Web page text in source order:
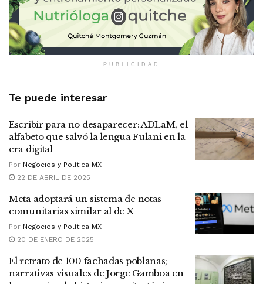
PUBLICIDAD
Te puede interesar
Escribir para no desaparecer: ADLaM, el
alfabeto que salvó la lengua Fulani en la
era digital
Por Negocios y Política MX
22 DE ABRIL DE 2025
Meta adoptará un sistema de notas
comunitarias similar al de X
Por Negocios y Política MX
20 DE ENERO DE 2025
El retrato de 100 fachadas poblanas;
narrativas visuales de Jorge Gamboa en